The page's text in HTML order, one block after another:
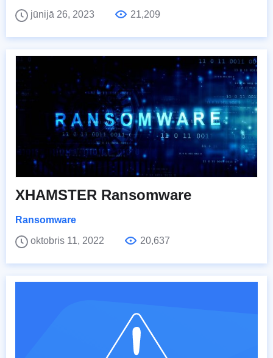
jūnijā 26, 2023 21,209
XHAMSTER Ransomware
Ransomware
oktobris 11, 2022
20,637